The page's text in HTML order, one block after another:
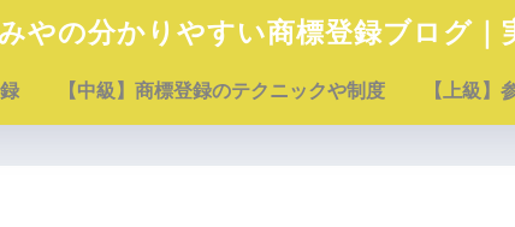
やの分かりやすい商標登録ブログ｜
【中級】商標登録のテクニックや制度 【上級】